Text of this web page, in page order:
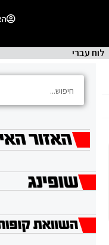
לוח עברי